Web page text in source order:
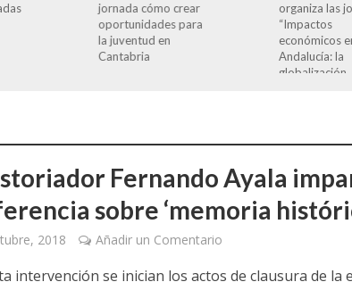
jornada cómo crear
oportunidades para
la juventud en
Cantabria
organiza las
“Impactos
económicos
Andalucía: la
globalización
Fernando Ayala
sobre ‘memoria
2018 Añadir un Comentario
intervención se inician los actos de clausura de la